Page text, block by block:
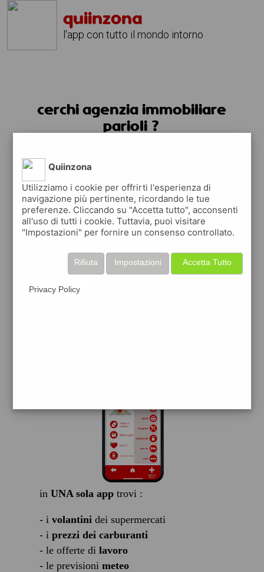
quiinzona
l'app con tutto il mondo intorno
cerchi agenzia immobiliare
parioli ?
in UNA sola apptrovi :
- i volantinidei supermercati
- i prezzi dei carburanti
- le offerte di lavoro
- le previsioni meteo
Quiinzona
Utilizziamo i cookie per offrirti l'esperienza di
navigazione più pertinente, ricordando le tue
preferenze. Cliccando su "Accetta tutto", acconsenti
all'uso di tutti i cookie. Tuttavia, puoi visitare
"Impostazioni" per fornire un consenso controllato.
Accetta Tutto
Impostazioni
Rifiuta
Privacy Policy